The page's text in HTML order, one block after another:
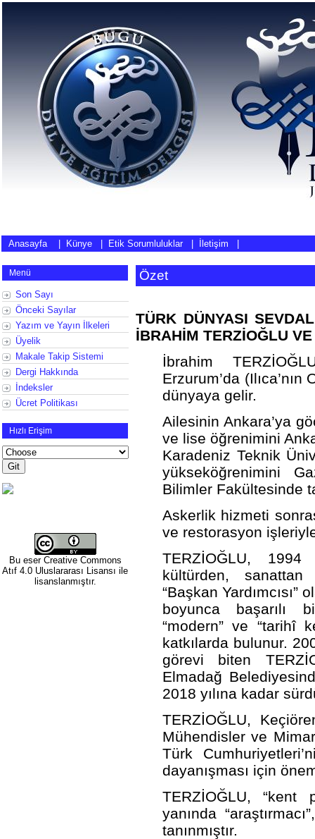
Anasayfa| Künye Etik Sorumluluklar İletişim
Menü
Son Sayı
Önceki Sayılar
Yazım ve Yayın İlkeleri
Üyelik
Makale Takip Sistemi
Dergi Hakkında
İndeksler
Ücret Politikası
Hızlı Erişim
Bu eser Creative Commons
Atıf 4.0 Uluslararası Lisansı ile
lisanslanmıştır.
Özet
TÜRK DÜNYASI
İBRAHİM TERZİOĞLU
İbrahim
Erzurum’da
dünyaya gelir.
Ailesinin Ankara’ya
ve lise öğrenimini
Karadeniz Teknik
yükseköğrenimini
Bilimler Fakültesinde
Askerlik hizmeti
ve restorasyon
TERZİOĞLU, 1994
kültürden,
“Başkan
boyunca başarılı
“modern” ve “tarihî
katkılarda bulunur.
görevi biten
Elmadağ
2018 yılına kadar
TERZİOĞLU,
Mühendisler ve
Türk
dayanışması için
TERZİOĞLU, “kent
yanında
tanınmıştır.